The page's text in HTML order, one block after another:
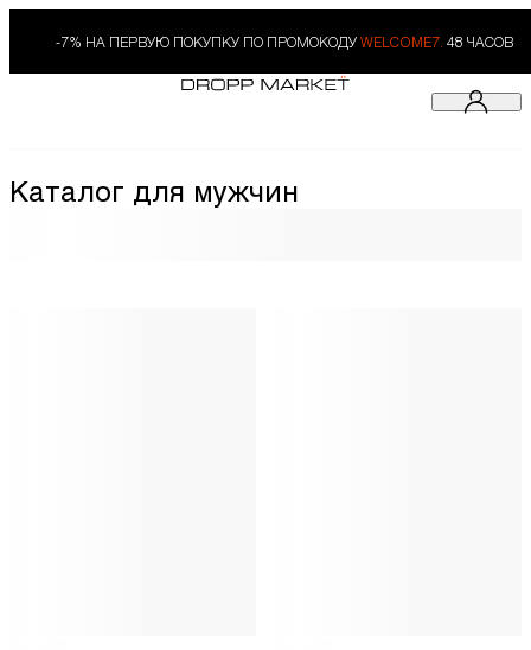
-7% НА ПЕРВУЮ ПОКУПКУ ПО ПРОМОКОДУ WELCOME7. 48 ЧАСОВ
Каталог для мужчин